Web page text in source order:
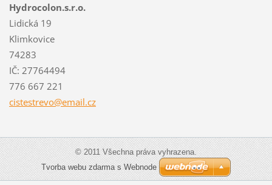
Hydrocolon.s.r.o.
Lidická 19
Klimkovice
74283
IČ: 27764494
776 667 221
cistestrevo@email.cz
© 2011 Všechna práva vyhrazena.
Tvorba webu zdarma s Webnode